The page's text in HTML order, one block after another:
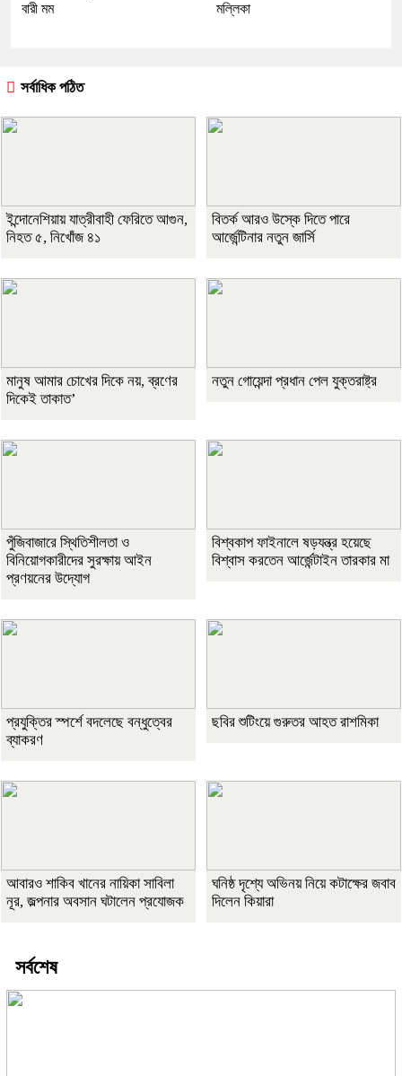
বারী মম
মল্লিকা
সর্বাধিক পঠিত
ইন্দোনেশিয়ায় যাত্রীবাহী ফেরিতে আগুন,
নিহত ৫, নিখোঁজ ৪১
বিতর্ক আরও উস্কে দিতে পারে
আর্জেন্টিনার নতুন জার্সি
মানুষ আমার চোখের দিকে নয়, ব্রণের
দিকেই তাকাত’
নতুন গোয়েন্দা প্রধান পেল যুক্তরাষ্ট্র
পুঁজিবাজারে স্থিতিশীলতা ও
বিনিয়োগকারীদের সুরক্ষায় আইন
প্রণয়নের উদ্যোগ
বিশ্বকাপ ফাইনালে ষড়যন্ত্র হয়েছে
বিশ্বাস করতেন আর্জেন্টাইন তারকার মা
প্রযুক্তির স্পর্শে বদলেছে বন্ধুত্বের
ব্যাকরণ
ছবির শুটিংয়ে গুরুতর আহত রাশমিকা
আবারও শাকিব খানের নায়িকা সাবিলা
নূর, জল্পনার অবসান ঘটালেন প্রযোজক
ঘনিষ্ঠ দৃশ্যে অভিনয় নিয়ে কটাক্ষের জবাব
দিলেন কিয়ারা
সর্বশেষ